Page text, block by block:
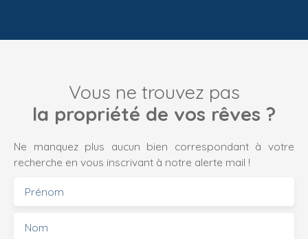
Vous ne trouvez pas
la propriété de vos rêves ?
Ne manquez plus aucun bien correspondant à votre
recherche en vous inscrivant à notre alerte mail !
Prénom
Nom